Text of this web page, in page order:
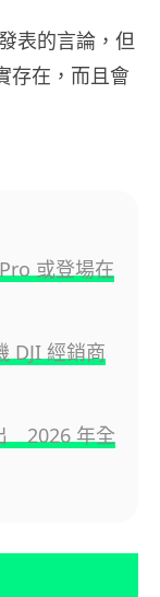
表的言論，但
存在，而且會
或登場在
DJI 經銷商
2026 年全